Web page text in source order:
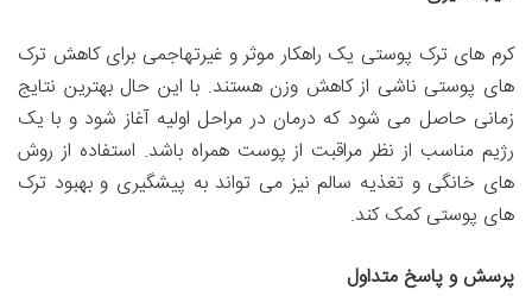
کرم های ترک پوستی یک راهکار موثر و غیرتهاجمی برای کاهش ترک
های پوستی ناشی از کاهش وزن هستند. با این حال بهترین نتایج
زمانی حاصل می شود که درمان در مراحل اولیه آغاز شود و با یک
رژیم مناسب از نظر مراقبت از پوست همراه باشد. استفاده از روش
های خانگی و تغذیه سالم نیز می تواند به پیشگیری و بهبود ترک
های پوستی کمک کند.
پرسش و پاسخ متداول